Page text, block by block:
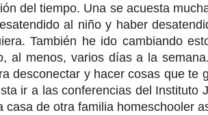
del tiempo. Una se acuesta
al niño y haber
También he ido cambiando
al menos, varios días a la
desconectar y hacer cosas que te
ir a las conferencias del Instituto
de otra familia homeschooler